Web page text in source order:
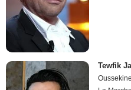
Tewfik
Oussekine